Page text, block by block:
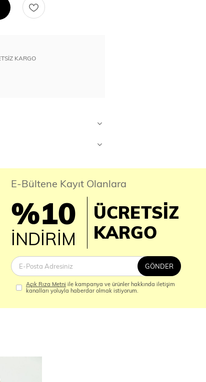
KARGO
E-Bültene Kayıt Olanlara
%10
İNDİRİM
ÜCRETSİZ
KARGO
GÖNDER
Açık Rıza Metni ile kampanya ve ürünler hakkında iletişim
kanalları yoluyla haberdar olmak istiyorum.